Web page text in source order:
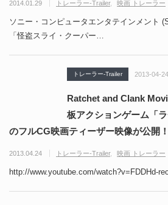
2014.01.29 トレーラー-Trailer 映画 トレーラー
ソニー・コンピュータエンタテインメント
「怪盗スライ・クーパー…
トレーラー-Trailer 2013-04-24
Ratchet and Clank
板アクションゲーム「
のフルCG映画ティーザー映像が公開！
2013.04.24 トレーラー-Trailer 映画 トレーラー
http://www.youtube.com/watch?v=FDDHd-